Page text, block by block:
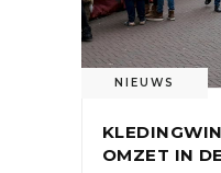
NIEUWS
OMZET IN